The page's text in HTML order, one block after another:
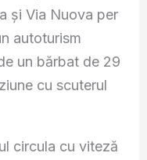
și Via Nuova per
autoturism
un bărbat de 29
cu scuterul
circula cu viteză